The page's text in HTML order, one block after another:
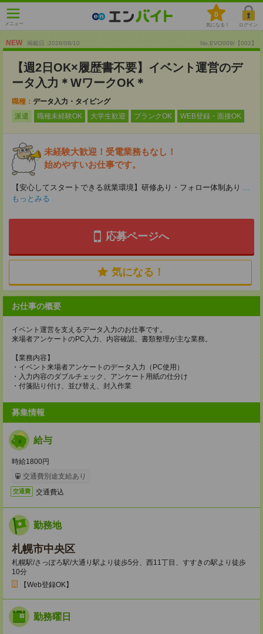
メニュー
0
気になる！ ログイン
NEW 掲載日 :2026/08/10 No.EVO009/【002】
【週2日OK×履歴書不要】イベント運営のデ
ータ入力＊WワークOK＊
職種： データ入力・タイピング
派遣
職種未経験OK 大学生歓迎 ブランクOK WEB登録・面接OK
未経験大歓迎！受電業務もなし！
始めやすいお仕事です。
【安心してスタートできる就業環境】研修あり・フォロー体制あり ...
もっとみる
応募ページへ
気になる！
お仕事の概要
イベント運営を支えるデータ入力のお仕事です。
来場者アンケートのPC入力、内容確認、書類整理が主な業務。
【業務内容】
・イベント来場者アンケートのデータ入力（PC使用）
・入力内容のダブルチェック、アンケート用紙の仕分け
・付箋貼り付け、並び替え、封入作業
募集情報
給与
時給1800円
交通費別途支給あり
交通費 交通費込
勤務地
札幌市中央区
札幌駅/さっぽろ駅/大通り駅より徒歩5分、西11丁目、すすきの駅より徒歩
10分
【Web登録OK】
勤務曜日